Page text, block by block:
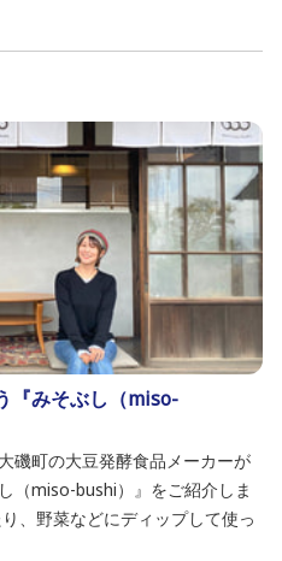
『みそぶし（miso-
磯町の大豆発酵食品メーカーが
（miso-bushi）』をご紹介しま
、野菜などにディップして使っ